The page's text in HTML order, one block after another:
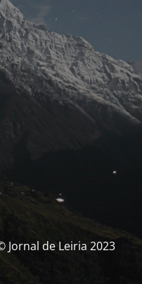
Jornal de Leiria 2023